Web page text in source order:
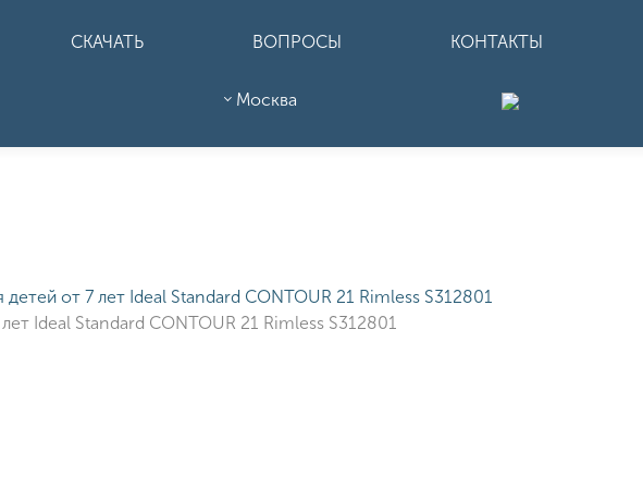
СКАЧАТЬ ВОПРОСЫ КОНТАКТЫ
Москва
Ideal Standard CONTOUR 21 Rimless S312801